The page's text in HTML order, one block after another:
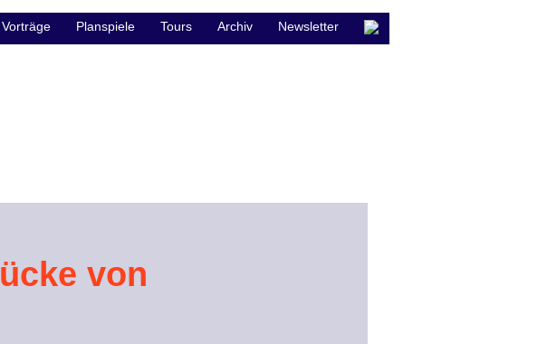
von
Vorträge Planspiele Tours Archiv Newsletter